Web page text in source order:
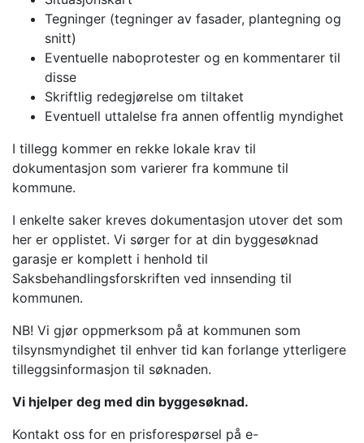
Tegninger (tegninger av fasader, plantegning og
snitt)
Eventuelle naboprotester og en kommentarer til
disse
Skriftlig redegjørelse om tiltaket
Eventuell uttalelse fra annen offentlig myndighet
I tillegg kommer en rekke lokale krav til
dokumentasjon som varierer fra kommune til
kommune.
I enkelte saker kreves dokumentasjon utover det som
her er opplistet. Vi sørger for at din byggesøknad
garasje er komplett i henhold til
Saksbehandlingsforskriften ved innsending til
kommunen.
NB! Vi gjør oppmerksom på at kommunen som
tilsynsmyndighet til enhver tid kan forlange ytterligere
tilleggsinformasjon til søknaden.
Vi hjelper deg med din byggesøknad.
Kontakt oss for en prisforespørsel på e-